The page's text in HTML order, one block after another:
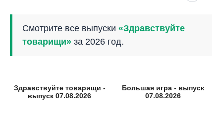
Смотрите все выпуски «Здравствуйте
товарищи» за 2026 год.
Здравствуйте товарищи -
выпуск 07.08.2026
Большая игра - выпуск
07.08.2026